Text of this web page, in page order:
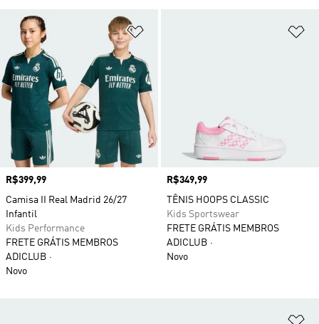
Preço
R$399,99
Camisa II Real Madrid 26/27
Infantil
Kids Performance
FRETE GRÁTIS MEMBROS
ADICLUB
Novo
Preço
R$349,99
TÊNIS HOOPS CLASSIC
Kids Sportswear
FRETE GRÁTIS MEMBROS
ADICLUB
Novo